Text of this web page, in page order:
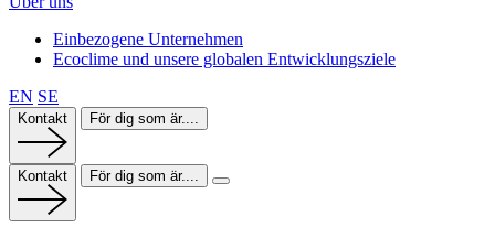
Einbezogene Unternehmen
Ecoclime und unsere globalen Entwicklungsziele
EN SE
Kontakt För dig som är....
Kontakt För dig som är....